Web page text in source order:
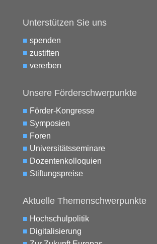
Unterstützen Sie uns
■ spenden
■ zustiften
■ vererben
Unsere Förderschwerpunkte
■ Förder-Kongresse
■ Symposien
■ Foren
■ Universitätsseminare
■ Dozentenkolloquien
■ Stiftungspreise
Aktuelle Themenschwerpunkte
■ Hochschulpolitik
■ Digitalisierung